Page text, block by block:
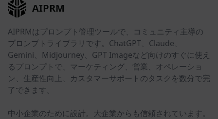
AIPRM
AIPRMはプロンプト管理ツールで、コミュニティ主導の
プロンプトライブラリです。ChatGPT、Claude、
Gemini、Midjourney、GPT Imageなど向けのすぐに使え
るプロンプトで、マーケティング、営業、オペレーショ
ン、生産性向上、カスタマーサポートのタスクを数分で完
了できます。
中小企業のために設計。大企業からも信頼されています。